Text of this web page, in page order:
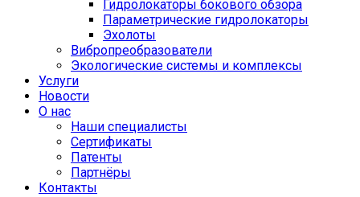
Гидролокаторы бокового обзора
Параметрические гидролокаторы
Эхолоты
Вибропреобразователи
Экологические системы и комплексы
Услуги
Новости
О нас
Наши специалисты
Сертификаты
Патенты
Партнёры
Контакты